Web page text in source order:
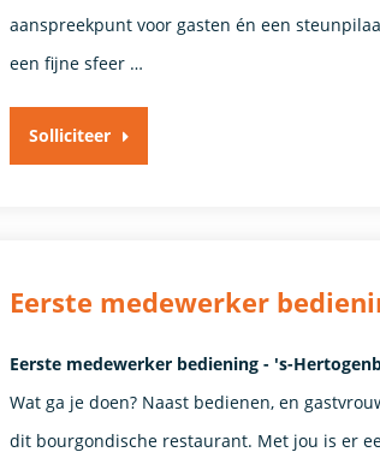
aanspreekpunt voor gasten én een
een fijne sfeer …
Solliciteer
Eerste medewerker
Eerste medewerker bediening - 's-
Wat ga je doen? Naast bedienen, en
dit bourgondische restaurant. Met jou is er